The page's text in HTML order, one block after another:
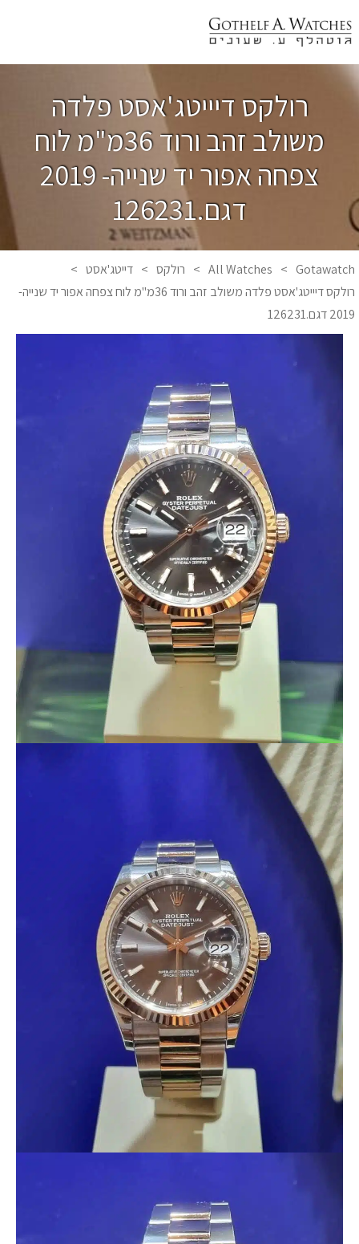
רולקס דיייטג'אסט פלדה
משולב זהב ורוד 36מ"מ לוח
צפחה אפור יד שנייה- 2019
דגם.126231
Gotawatch
>
All Watches
> רולקס > דייטג'אסט >
רולקס דיייטג'אסט פלדה משולב זהב ורוד 36מ"מ לוח צפחה אפור יד שנייה-
2019 דגם.126231